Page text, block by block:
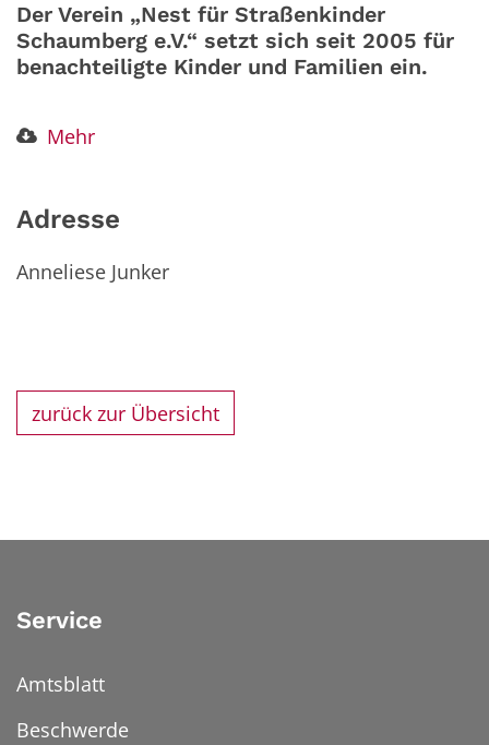
Der Verein „Nest für Straßenkinder
Schaumberg e.V.“ setzt sich seit 2005 für
benachteiligte Kinder und Familien ein.
Mehr
Adresse
Anneliese Junker
zurück zur Übersicht
Service
Amtsblatt
Beschwerde